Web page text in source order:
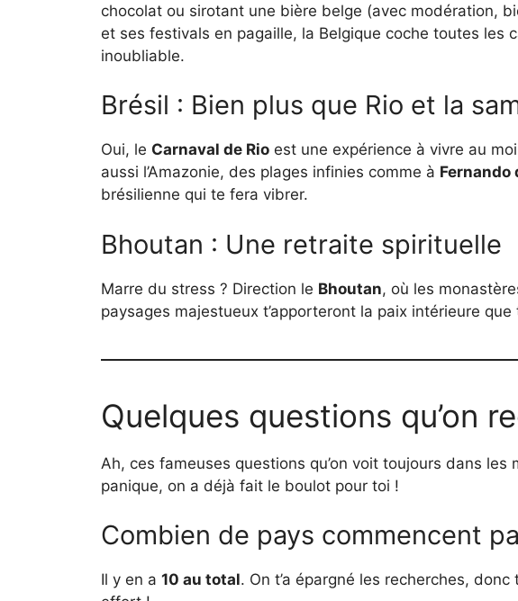
chocolat ou sirotant une bière belge (avec modération,
et ses festivals en pagaille, la Belgique coche toutes les
inoubliable.
Brésil : Bien plus que Rio et la
Oui, le Carnaval de Rio est une expérience à vivre au
aussi l’Amazonie, des plages infinies comme à Fernando
brésilienne qui te fera vibrer.
Bhoutan : Une retraite spirituelle
Marre du stress ? Direction le Bhoutan, où les
paysages majestueux t’apporteront la paix intérieure
Quelques questions qu’on
Ah, ces fameuses questions qu’on voit toujours dans les
panique, on a déjà fait le boulot pour toi !
Combien de pays commencent
Il y en a 10 au total. On t’a épargné les recherches,